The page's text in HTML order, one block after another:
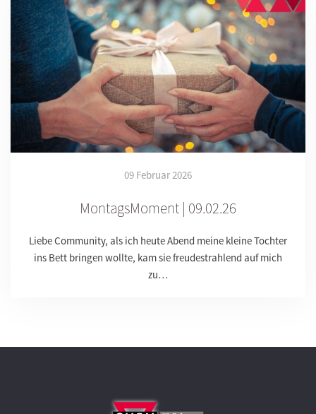
09 Februar 2026
MontagsMoment | 09.02.26
Liebe Community, als ich heute Abend meine kleine Tochter
ins Bett bringen wollte, kam sie freudestrahlend auf mich
zu…